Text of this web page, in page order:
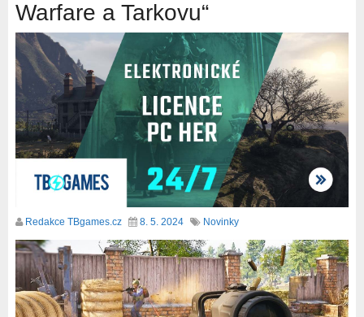
Warfare a Tarkovu“
Redakce TBgames.cz 8. 5. 2024 Novinky